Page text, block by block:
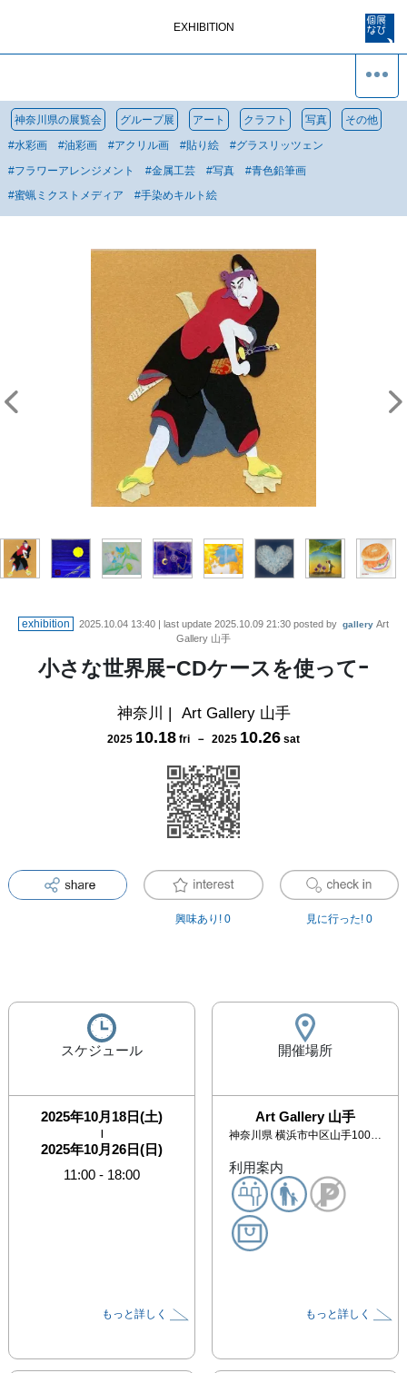
EXHIBITION
神奈川県の展覧会 グループ展 アート クラフト 写真 その他
#水彩画 #油彩画 #アクリル画 #貼り絵 #グラスリッツェン
#フラワーアレンジメント #金属工芸 #写真 #青色鉛筆画
#蜜蝋ミクストメディア #手染めキルト絵
exhibition 2025.10.04 13:40 | last update 2025.10.09 21:30 posted by gallery Art
Gallery 山手
小さな世界展ｰCDケースを使ってｰ
神奈川 Art Gallery 山手
2025 10.18 fri － 2025 10.26 sat
興味あり! 0 見に行った! 0
スケジュール
2025年10月18日(土)
|
2025年10月26日(日)
11:00 - 18:00
もっと詳しく
開催場所
Art Gallery 山手
神奈川県 横浜市中区山手100 サンセット山手101
利用案内
もっと詳しく